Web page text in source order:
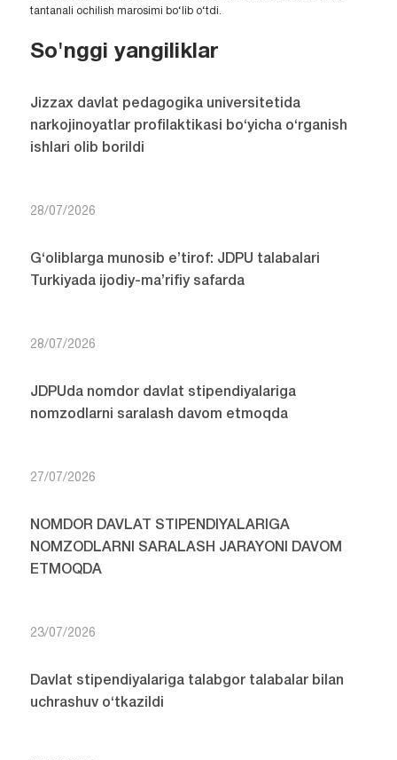
tantanali ochilish marosimi bo‘lib o‘tdi.
So'nggi yangiliklar
Jizzax davlat pedagogika universitetida
narkojinoyatlar profilaktikasi bo‘yicha o‘rganish
ishlari olib borildi
28/07/2026
G‘oliblarga munosib e’tirof: JDPU talabalari
Turkiyada ijodiy-ma’rifiy safarda
28/07/2026
JDPUda nomdor davlat stipendiyalariga
nomzodlarni saralash davom etmoqda
27/07/2026
NOMDOR DAVLAT STIPENDIYALARIGA
NOMZODLARNI SARALASH JARAYONI DAVOM
ETMOQDA
23/07/2026
Davlat stipendiyalariga talabgor talabalar bilan
uchrashuv o‘tkazildi